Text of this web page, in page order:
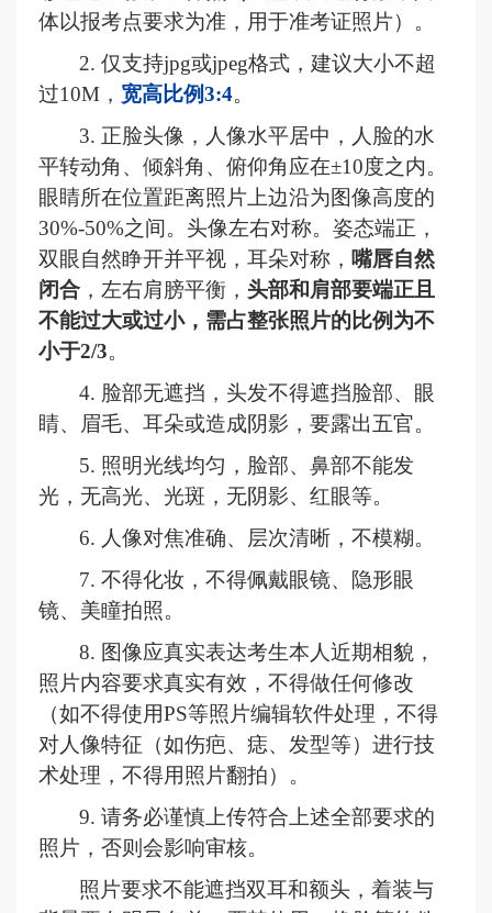
体以报考点要求为准，用于准考证照片）。
2. 仅支持jpg或jpeg格式，建议大小不超
过10M， 宽高比例3:4。
3. 正脸头像，人像水平居中，人脸的水
平转动角、倾斜角、俯仰角应在±10度之内。
眼睛所在位置距离照片上边沿为图像高度的
30%-50%之间。头像左右对称。姿态端正，
双眼自然睁开并平视，耳朵对称， 嘴唇自然
闭合 ，左右肩膀平衡， 头部和肩部要端正且
不能过大或过小，需占整张照片的比例为不
小于2/3。
4. 脸部无遮挡，头发不得遮挡脸部、眼
睛、眉毛、耳朵或造成阴影，要露出五官。
5. 照明光线均匀，脸部、鼻部不能发
光，无高光、光斑，无阴影、红眼等。
6. 人像对焦准确、层次清晰，不模糊。
7. 不得化妆，不得佩戴眼镜、隐形眼
镜、美瞳拍照。
8. 图像应真实表达考生本人近期相貌，
照片内容要求真实有效，不得做任何修改
（如不得使用PS等照片编辑软件处理，不得
对人像特征（如伤疤、痣、发型等）进行技
术处理，不得用照片翻拍）。
9. 请务必谨慎上传符合上述全部要求的
照片，否则会影响审核。
照片要求不能遮挡双耳和额头，着装与